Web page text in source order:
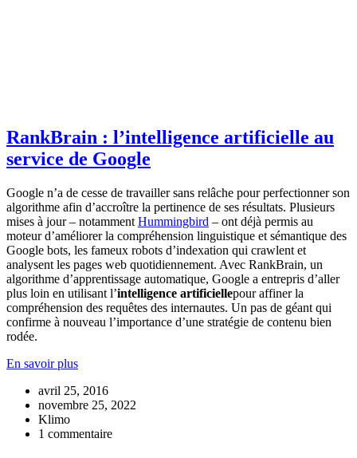
RankBrain : l’intelligence artificielle au
service de Google
Google n’a de cesse de travailler sans relâche pour perfectionner son
algorithme afin d’accroître la pertinence de ses résultats. Plusieurs
mises à jour – notamment Hummingbird – ont déjà permis au
moteur d’améliorer la compréhension linguistique et sémantique des
Google bots, les fameux robots d’indexation qui crawlent et
analysent les pages web quotidiennement. Avec RankBrain, un
algorithme d’apprentissage automatique, Google a entrepris d’aller
plus loin en utilisant l’intelligence artificiellepour affiner la
compréhension des requêtes des internautes. Un pas de géant qui
confirme à nouveau l’importance d’une stratégie de contenu bien
rodée.
En savoir plus
avril 25, 2016
novembre 25, 2022
Klimo
1 commentaire